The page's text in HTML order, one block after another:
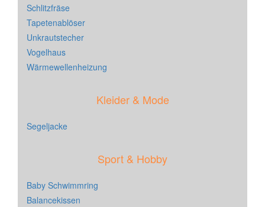
Schlitzfräse
Tapetenablöser
Unkrautstecher
Vogelhaus
Wärmewellenheizung
Kleider & Mode
Segeljacke
Sport & Hobby
Baby Schwimmring
Balancekissen